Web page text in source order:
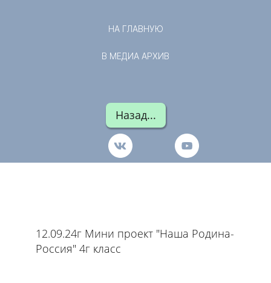
НА ГЛАВНУЮ
В МЕДИА АРХИВ
Назад...
12.09.24г Мини проект "Наша Родина-
Россия" 4г класс